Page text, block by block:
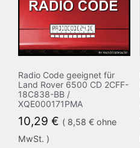
Radio Code geeignet für
Land Rover 6500 CD 2CFF-
18C838-BB /
XQE000171PMA
10,29 € ( 8,58 € ohne
MwSt. )